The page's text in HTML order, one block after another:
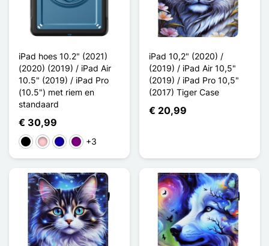
iPad hoes 10.2" (2021)
(2020) (2019) / iPad Air
10.5" (2019) / iPad Pro
(10.5") met riem en
standaard
€ 30,99
ZwartRozeDonkerblauw
Purper
+3
iPad 10,2" (2020) /
(2019) / iPad Air 10,5"
(2019) / iPad Pro 10,5"
(2017) Tiger Case
€ 20,99